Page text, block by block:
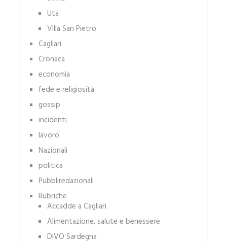
Uta
Villa San Pietro
Cagliari
Cronaca
economia
fede e religiosità
gossip
incidenti
lavoro
Nazionali
politica
Pubbliredazionali
Rubriche
Accadde a Cagliari
Alimentazione, salute e benessere
DIVO Sardegna